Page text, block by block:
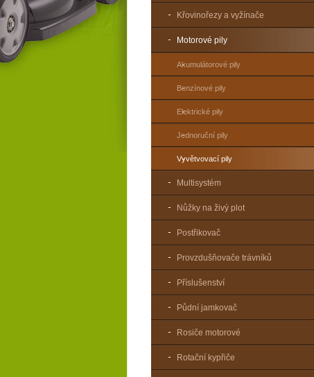
Křovinořezy a vyžínače
Motorové pily
Akumulátorové pily
Benzínové pily
Elektrické pily
Jednoruční pily
Vyvětvovací pily
Multisystém
Nůžky na živý plot
Postřikovač
Provzdušňovače trávníků
Příslušenství
Půdní jamkovač
Rosiče motorové
Rotační kypřiče